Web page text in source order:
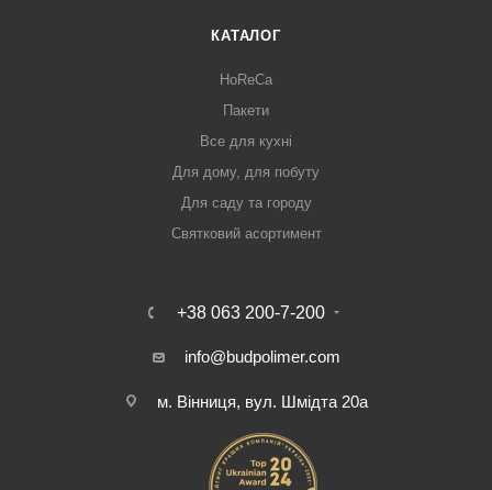
КАТАЛОГ
HoReCa
Пакети
Все для кухні
Для дому, для побуту
Для саду та городу
Святковий асортимент
+38 063 200-7-200
info@budpolimer.com
м. Вінниця, вул. Шмідта 20а